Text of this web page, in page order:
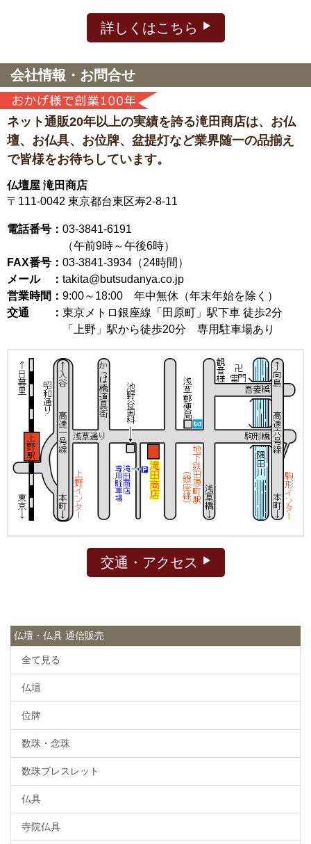
詳しくはこちら
会社情報・お問合せ
ネット通販20年以上の実績を誇る滝田商店は、 お仏
壇、お仏具、お位牌、盆提灯など業界随一の品揃え
で皆様をお待ちしています。
仏壇屋 滝田商店
〒111-0042 東京都台東区寿2-8-11
電話番号： 03-3841-6191
（午前9時～午後6時）
FAX番号： 03-3841-3934（24時間）
メール ： takita@butsudanya.co.jp
営業時間： 9:00～18:00 年中無休（年末年始を除く）
交通 ： 東京メトロ銀座線「田原町」駅下車 徒歩2分
「上野」駅から徒歩20分 専用駐車場あり
交通・アクセス
仏壇・仏具 通信販売
全て見る
仏壇
位牌
数珠・念珠
数珠ブレスレット
仏具
寺院仏具